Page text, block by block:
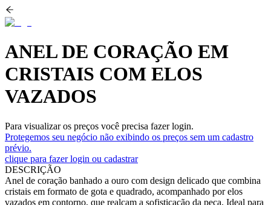
ANEL DE CORAÇÃO EM
CRISTAIS COM ELOS
VAZADOS
Para visualizar os preços você precisa fazer login.
Protegemos seu negócio não exibindo os preços sem um cadastro
prévio.
clique para fazer login ou cadastrar
DESCRIÇÃO
Anel de coração banhado a ouro com design delicado que combina
cristais em formato de gota e quadrado, acompanhado por elos
vazados em contorno, que realçam a sofisticação da peça. Ideal para